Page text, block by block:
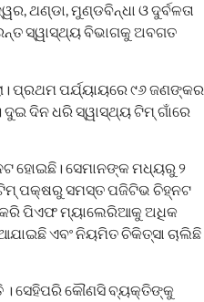
ଥଣ୍ଡା, ମୁଣ୍ଡବିନ୍ଧା ଓ ଦୁର୍ବଳତା
ସ୍ୱାସ୍ଥ୍ୟ ବିଭାଗକୁ ଅବଗତ
ପ୍ରଥମ ପର୍ଯ୍ୟାୟରେ ୯୬ ଜଣଙ୍କର
ଦୁଇ ଦିନ ଧରି ସ୍ୱାସ୍ଥ୍ୟ ଟିମ୍ ଗାଁରେ
ହୋଇଛି। ସେମାନଙ୍କ ମଧ୍ୟରୁ ୨
ପକ୍ଷରୁ ସମସ୍ତ ପଜିଟିଭ ଚିହ୍ନଟ
ପିଏଫ ମ୍ୟାଲେରିଆକୁ ଅଧିକ
ଏବଂ ନିୟମିତ ଚିକିତ୍ସା ଚାଲିଛି
। ସେହିପରି କୌଣସି ବ୍ୟକ୍ତିଙ୍କୁ